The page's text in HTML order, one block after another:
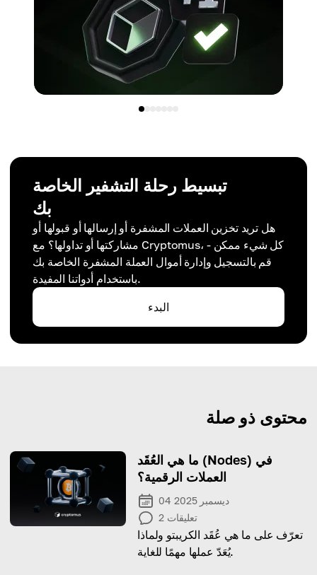
تبسيط رحلة التشفير الخاصة
بك
هل تريد تخزين العملات المشفرة أو إرسالها أو قبولها أو
مشاركتها أو تداولها؟ مع Cryptomus، كل شيء ممكن -
قم بالتسجيل وإدارة أموال العملة المشفرة الخاصة بك
باستخدام أدواتنا المفيدة.
البدء
محتوى ذو صلة
ما هي العُقَد (Nodes) في
العملات الرقمية؟
04 ديسمبر 2025
2 تعليقات
تعرّف على ما هي عُقَد الكريبتو ولماذا
يُعَدّ عملها مهمًا للغاية.